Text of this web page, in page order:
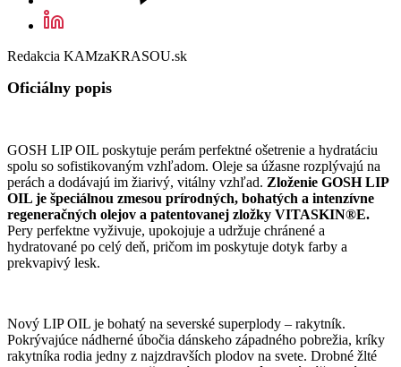
Redakcia KAMzaKRASOU.sk
Oficiálny popis
GOSH LIP OIL poskytuje perám perfektné ošetrenie a hydratáciu
spolu so sofistikovaným vzhľadom. Oleje sa úžasne rozplývajú na
perách a dodávajú im žiarivý, vitálny vzhľad. Zloženie GOSH LIP
OIL je špeciálnou zmesou prírodných, bohatých a intenzívne
regeneračných olejov a patentovanej zložky VITASKIN®E.
Pery perfektne vyživuje, upokojuje a udržuje chránené a
hydratované po celý deň, pričom im poskytuje dotyk farby a
prekvapivý lesk.
Nový LIP OIL je bohatý na severské superplody – rakytník.
Pokrývajúce nádherné úbočia dánskeho západného pobrežia, kríky
rakytníka rodia jedny z najzdravších plodov na svete. Drobné žlté